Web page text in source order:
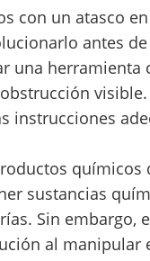
con un atasco
antes
una herramienta
instrucciones
químicos
sustancias
Sin embargo,
al manipular